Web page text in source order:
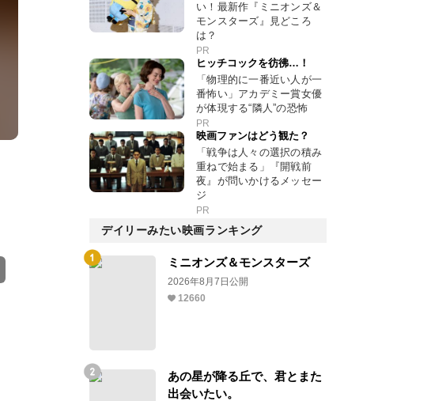
い！最新作『ミニオンズ＆
モンスターズ』見どころ
は？
PR
ヒッチコックを彷彿…！
「物理的に一番近い人が一
番怖い」アカデミー賞女優
が体現する“隣人”の恐怖
PR
映画ファンはどう観た？
「戦争は人々の選択の積み
重ねで始まる」『開戦前
夜』が問いかけるメッセー
ジ
PR
デイリーみたい映画ランキング
ミニオンズ＆モンスターズ
2026年8月7日公開
12660
あの星が降る丘で、君とまた
出会いたい。